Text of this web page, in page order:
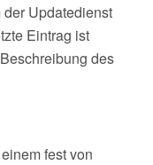
Updatedienst
Eintrag ist
des
fest von